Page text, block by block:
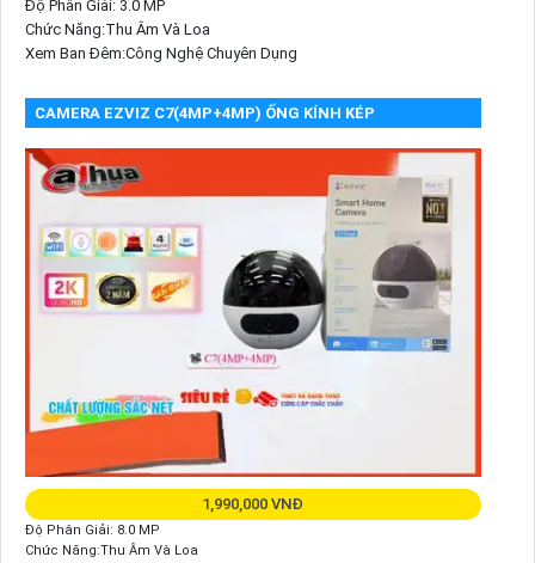
Độ Phân Giải: 3.0 MP
Chức Năng:Thu Âm Và Loa
Xem Ban Đêm:Công Nghệ Chuyên Dụng
CAMERA EZVIZ C7(4MP+4MP) ỐNG KÍNH KÉP
1,990,000 VNĐ
Độ Phân Giải: 8.0 MP
Chức Năng:Thu Âm Và Loa